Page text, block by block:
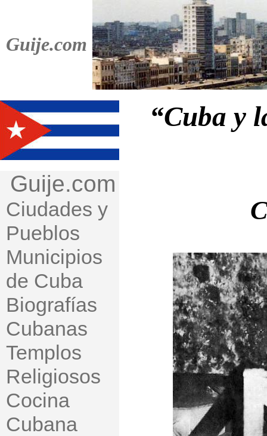
Guije.com
Guije.com
Ciudades y
Pueblos
Municipios
de Cuba
Biografías
Cubanas
Templos
Religiosos
Cocina
Cubana
“Cuba y